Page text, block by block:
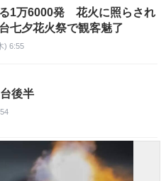
1万6000発 花火に照らされ
七夕花火祭で観客魅了
) 6:55
後半